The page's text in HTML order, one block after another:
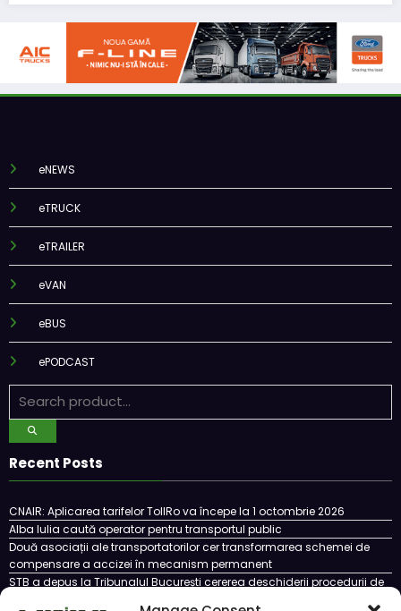
eNEWS
eTRUCK
eTRAILER
eVAN
eBUS
ePODCAST
Recent Posts
CNAIR: Aplicarea tarifelor TollRo va începe la 1 octombrie 2026
Alba Iulia caută operator pentru transportul public
Două asociații ale transportatorilor cer transformarea schemei de
compensare a accizei în mecanism permanent
STB a depus la Tribunalul București cererea deschiderii procedurii de